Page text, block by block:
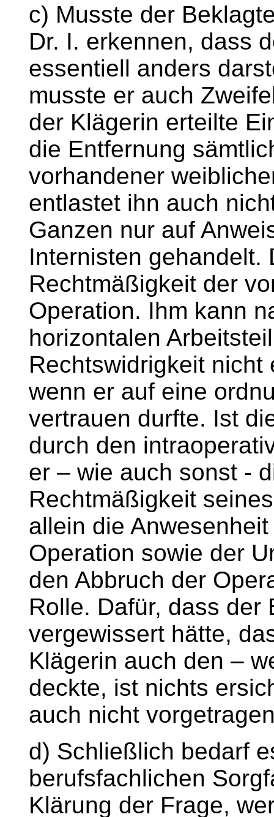
c) Musste der
Dr. I. erkennen, dass
essentiell anders
musste er auch
der Klägerin erteilte
die Entfernung
vorhandener
entlastet ihn auch
Ganzen nur auf
Internisten gehandelt.
Rechtmäßigkeit der
Operation. Ihm kann
horizontalen
Rechtswidrigkeit
wenn er auf eine
vertrauen durfte. Ist
durch den
er – wie auch sonst -
Rechtmäßigkeit
allein die
Operation sowie der
den Abbruch der
Rolle. Dafür, dass der
vergewissert hätte,
Klägerin auch den –
deckte, ist nichts
auch nicht
d) Schließlich bedarf
berufsfachlichen
Klärung der Frage,